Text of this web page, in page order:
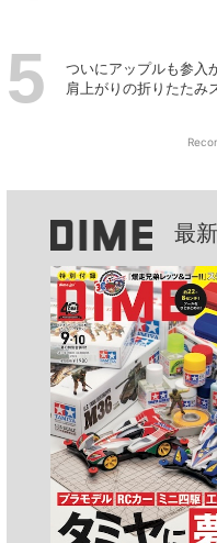
ついにアップルも参入
肩上がりの折りたたみ
最